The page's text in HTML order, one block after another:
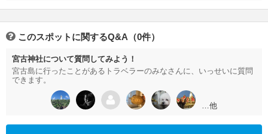
このスポットに関するQ&A（0件）
宮古神社について質問してみよう！
宮古島に行ったことがあるトラベラーのみなさんに、いっせいに質問
できます。
…他